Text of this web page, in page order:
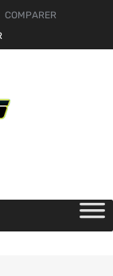
COMPARER